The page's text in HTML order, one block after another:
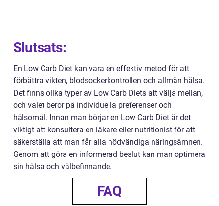
Slutsats:
En Low Carb Diet kan vara en effektiv metod för att
förbättra vikten, blodsockerkontrollen och allmän hälsa.
Det finns olika typer av Low Carb Diets att välja mellan,
och valet beror på individuella preferenser och
hälsomål. Innan man börjar en Low Carb Diet är det
viktigt att konsultera en läkare eller nutritionist för att
säkerställa att man får alla nödvändiga näringsämnen.
Genom att göra en informerad beslut kan man optimera
sin hälsa och välbefinnande.
FAQ